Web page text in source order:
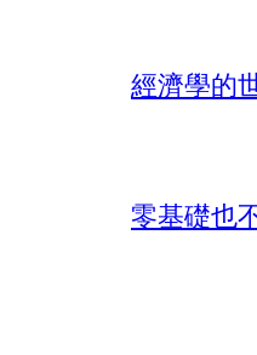
經濟學的
零基礎也